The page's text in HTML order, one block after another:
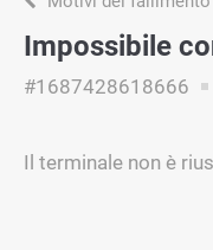
Impossibile
#1687428618666
Il terminale non è